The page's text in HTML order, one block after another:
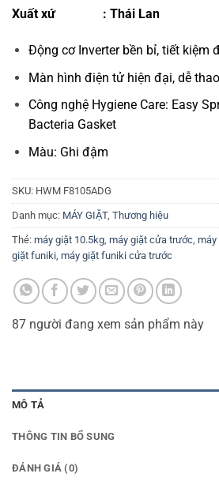
Xuất xứ : Thái Lan
Động cơ Inverter bền bỉ, tiết kiệm
Màn hình điện tử hiện đại, dễ
Công nghệ Hygiene Care: Easy
Bacteria Gasket
Màu: Ghi đậm
SKU: HWM F8105ADG
Danh mục: MÁY GIẶT, Thương hiệu
Thẻ: máy giặt 10.5kg máy giặt cửa trước
giặt funiki máy giặt funiki cửa trước
87 người đang xem sản phẩm này
MÔ TẢ
THÔNG TIN BỔ SUNG
ĐÁNH GIÁ (0)